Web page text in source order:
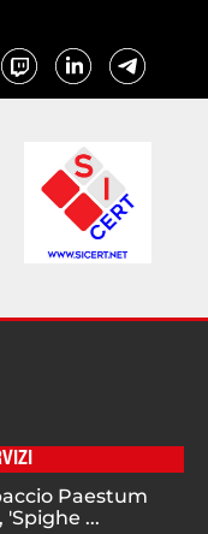
Paestum
'Spighe ...